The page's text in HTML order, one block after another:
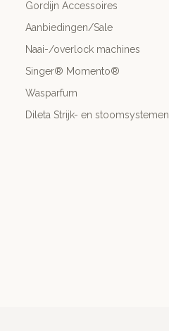
Gordijn Accessoires
Aanbiedingen/Sale
Naai-/overlock machines
Singer® Momento®
Wasparfum
Dileta Strijk- en stoomsystemen